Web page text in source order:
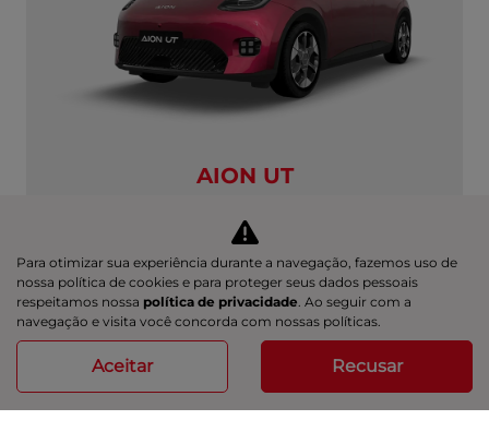
AION UT
Aion UT Premium 26/27
R$ 139.990,00
ver oferta
Para otimizar sua experiência durante a navegação, fazemos uso de
nossa política de cookies e para proteger seus dados pessoais
respeitamos nossa política de privacidade . Ao seguir com a
navegação e visita você concorda com nossas políticas.
Aceitar Recusar